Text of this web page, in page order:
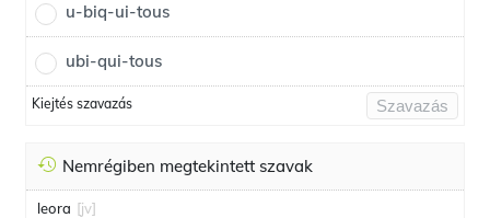
u-biq-ui-tous
ubi-qui-tous
Kiejtés szavazás Szavazás
Nemrégiben megtekintett szavak
leora [jv]